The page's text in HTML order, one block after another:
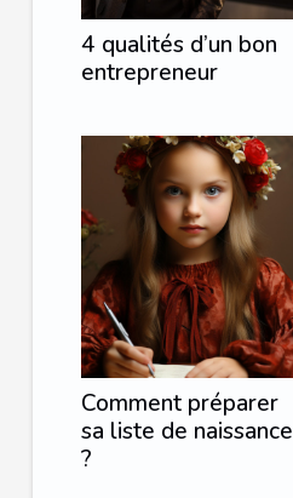
4 qualités d’un bon
entrepreneur
Comment préparer
sa liste de naissance
?